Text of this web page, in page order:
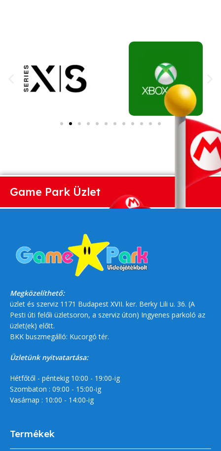
Game Park Üzlet
Megközelíthető:
üzlet és szerviz 1171 Budapest XVII. ker. Berky Lili u. 36. (A
Pesti úti felőli üzletsoron, a szerviz úton) Ingyenes parkoló az
üzlet(ek) előtt.
BKK buszmegálló: Kucorgó tér.
Üzletünk nyitvatartása:
Hétfőtől - péntekig 10:00 - 19:00-ig
Szombaton : 09:00 - 15:00-ig
Vasárnap : 10:00 - 14:00-ig
Termékek